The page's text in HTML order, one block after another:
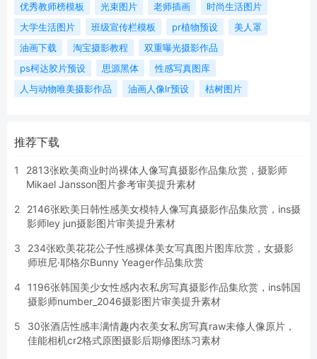
优秀教师榜模板
光束图片 老师插画
时尚生活图片
大学生活图片
班级宣传栏模板 pr植物预设
美人罩
油画下载
淘宝摄影教程
双重曝光摄影作品
ps柯达胶片预设
思源黑体
性感写真图库
人与动物唯美摄影作品
油画人像lr预设 枯树图片
推荐下载
1
2813张欧美商业时尚裸体人像写真摄影作品集欣赏，摄影师
Mikael Jansson图片参考审美提升素材
2
2146张欧美日韩性感美女模特人像写真摄影作品集欣赏，ins摄
影师ley jun摄影图片审美提升素材
3
234张欧美花花公子性感裸体美女写真图片图库欣赏，女摄影
师班尼·耶格尔Bunny Yeager作品集欣赏
4
1196张韩国美少女性感内衣私房写真摄影作品集欣赏，ins韩国
摄影师number_2046摄影图片审美提升素材
5
30张酒店性感丰满情趣内衣美女私房写真raw未修人像原片，
佳能相机cr2格式原图摄影后期修图练习素材